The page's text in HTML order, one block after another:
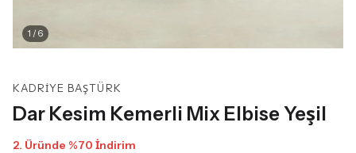
1 / 6
KADRIYE BAŞTÜRK
Dar Kesim Kemerli Mix Elbise Yeşil
2. Üründe %70 İndirim